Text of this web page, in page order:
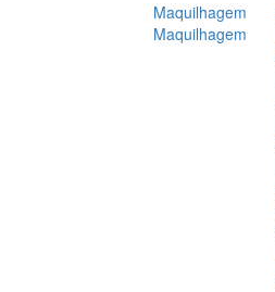
Maquilhagem
Maquilhagem